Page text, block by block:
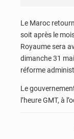
Le Maroc
soit après le
Royaume sera
dimanche 31
réforme
Le
l’heure GMT, à